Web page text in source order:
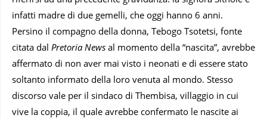
infatti madre di due gemelli, che oggi hanno 6 anni.
Persino il compagno della donna, Tebogo Tsotetsi, fonte
citata dal Pretoria News al momento della “nascita”, avrebbe
affermato di non aver mai visto i neonati e di essere stato
soltanto informato della loro venuta al mondo. Stesso
discorso vale per il sindaco di Thembisa, villaggio in cui
vive la coppia, il quale avrebbe confermato le nascite ai